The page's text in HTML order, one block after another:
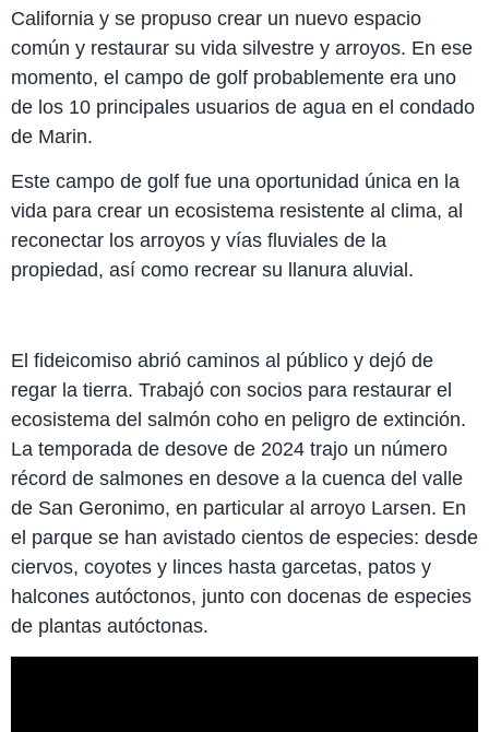
California y se propuso crear un nuevo espacio
común y restaurar su vida silvestre y arroyos. En ese
momento, el campo de golf probablemente era uno
de los 10 principales usuarios de agua en el condado
de Marin.
Este campo de golf fue una oportunidad única en la
vida para crear un ecosistema resistente al clima, al
reconectar los arroyos y vías fluviales de la
propiedad, así como recrear su llanura aluvial.
El fideicomiso abrió caminos al público y dejó de
regar la tierra. Trabajó con socios para restaurar el
ecosistema del salmón coho en peligro de extinción.
La temporada de desove de 2024 trajo un número
récord de salmones en desove a la cuenca del valle
de San Geronimo, en particular al arroyo Larsen. En
el parque se han avistado cientos de especies: desde
ciervos, coyotes y linces hasta garcetas, patos y
halcones autóctonos, junto con docenas de especies
de plantas autóctonas.